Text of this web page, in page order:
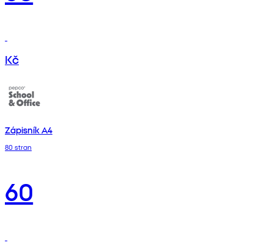
Kč
Zápisník A4
80 stran
60